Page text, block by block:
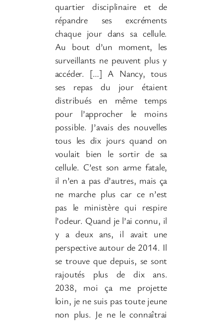
quartier disciplinaire et de
répandre ses excréments
chaque jour dans sa cellule.
Au bout d’un moment, les
surveillants ne peuvent plus y
accéder. […] A Nancy, tous
ses repas du jour étaient
distribués en même temps
pour l’approcher le moins
possible. J’avais des nouvelles
tous les dix jours quand on
voulait bien le sortir de sa
cellule. C’est son arme fatale,
il n’en a pas d’autres, mais ça
ne marche plus car ce n’est
pas le ministère qui respire
l’odeur. Quand je l’ai connu, il
y a deux ans, il avait une
perspective autour de 2014. Il
se trouve que depuis, se sont
rajoutés plus de dix ans.
2038, moi ça me projette
loin, je ne suis pas toute jeune
non plus. Je ne le connaîtrai